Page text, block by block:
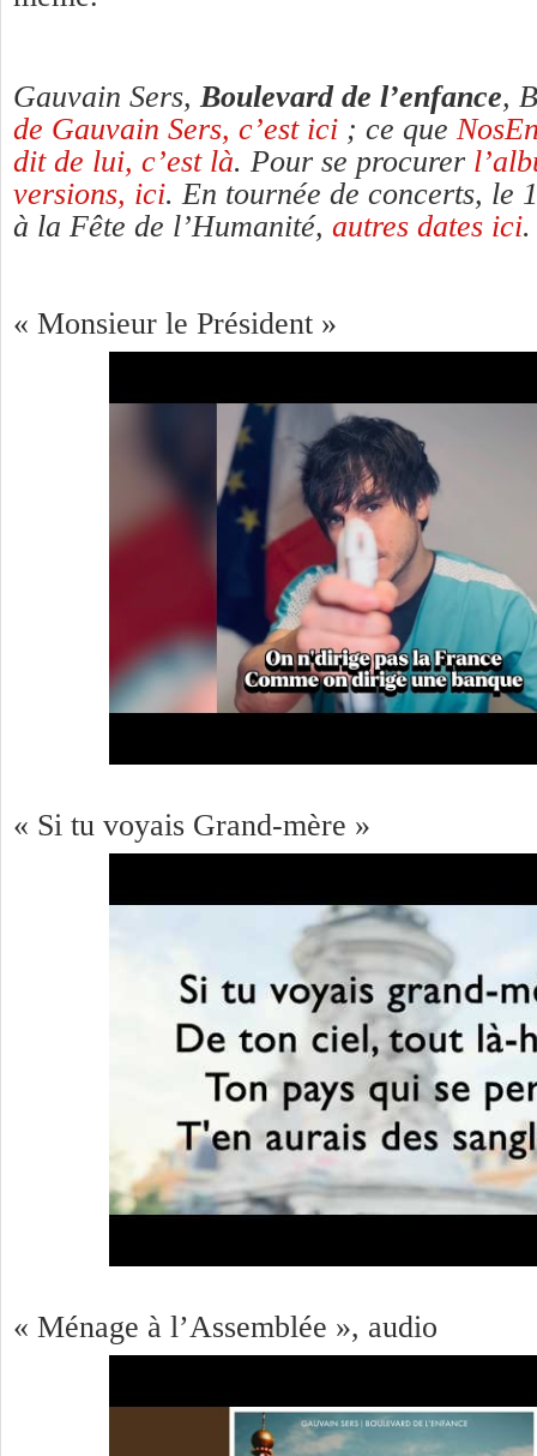
Gauvain Sers, Boulevard de l’enfance,
de Gauvain Sers, c’est ici ; ce que
dit de lui, c’est là. Pour se procurer
versions, ici. En tournée de concerts, le
à la Fête de l’Humanité, autres dates ici
« Monsieur le Président »
« Si tu voyais Grand-mère »
« Ménage à l’Assemblée », audio